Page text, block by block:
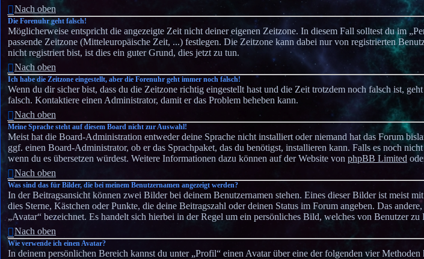
Nach oben
Die Forenuhr geht falsch!
Möglicherweise entspricht die angezeigte Zeit nicht deiner eigenen Zeitzone. In diesem Fall solltest du im
passende Zeitzone (Mitteleuropäische Zeit, ...) festlegen. Die Zeitzone kann dabei nur von registrierten
nicht registriert bist, ist dies ein guter Grund, dies jetzt zu tun.
Nach oben
Ich habe die Zeitzone eingestellt, aber die Forenuhr geht immer noch falsch!
Wenn du dir sicher bist, dass du die Zeitzone richtig eingestellt hast und die Zeit trotzdem noch falsch ist,
falsch. Kontaktiere einen Administrator, damit er das Problem beheben kann.
Nach oben
Meine Sprache steht auf diesem Board nicht zur Auswahl!
Meist hat die Board-Administration entweder deine Sprache nicht installiert oder niemand hat das Forum
ggf. einen Board-Administrator, ob er das Sprachpaket, das du benötigst, installieren kann. Falls es noch
wenn du es übersetzen würdest. Weitere Informationen dazu können auf der Website von phpBB Limited
Nach oben
Was sind das für Bilder, die bei meinem Benutzernamen angezeigt werden?
In der Beitragsansicht können zwei Bilder bei deinem Benutzernamen stehen. Eines dieser Bilder ist meist
dies Sterne, Kästchen oder Punkte, die deine Beitragszahl oder deinen Status im Forum angeben. Das
„Avatar“ bezeichnet. Es handelt sich hierbei in der Regel um ein persönliches Bild, welches von Benutzer zu
Nach oben
Wie verwende ich einen Avatar?
In deinem persönlichen Bereich kannst du unter „Profil“ einen Avatar über eine der folgenden vier